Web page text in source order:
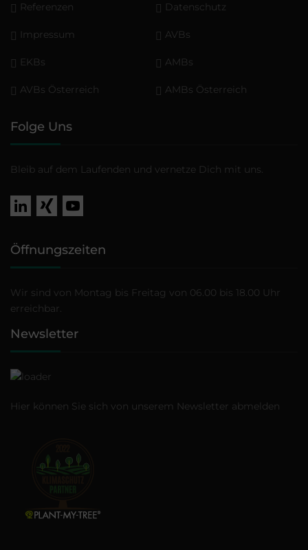
Referenzen Datenschutz
Impressum AVBs
EKBs AMBs
AVBs Österreich AMBs Österreich
Folge Uns
Bleib auf dem Laufenden und vernetze Dich mit uns.
Öffnungszeiten
Wir sind von Montag bis Freitag von 06.00 bis 18.00 Uhr
erreichbar.
Newsletter
Hier können Sie sich von unserem Newsletter abmelden